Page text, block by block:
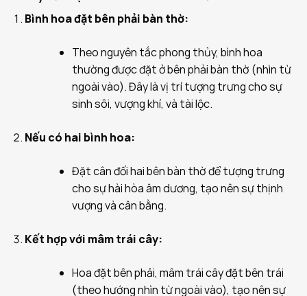
Bình hoa đặt bên phải bàn thờ:
Theo nguyên tắc phong thủy, bình hoa
thường được đặt ở bên phải bàn thờ (nhìn từ
ngoài vào). Đây là vị trí tượng trưng cho sự
sinh sôi, vượng khí, và tài lộc.
Nếu có hai bình hoa:
Đặt cân đối hai bên bàn thờ để tượng trưng
cho sự hài hòa âm dương, tạo nên sự thịnh
vượng và cân bằng.
Kết hợp với mâm trái cây:
Hoa đặt bên phải, mâm trái cây đặt bên trái
(theo hướng nhìn từ ngoài vào), tạo nên sự